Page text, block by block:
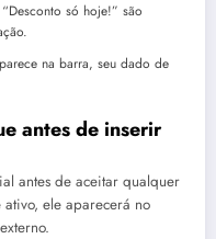
só hoje!” são
na barra, seu dado de
antes de inserir
antes de aceitar qualquer
ativo, ele aparecerá no